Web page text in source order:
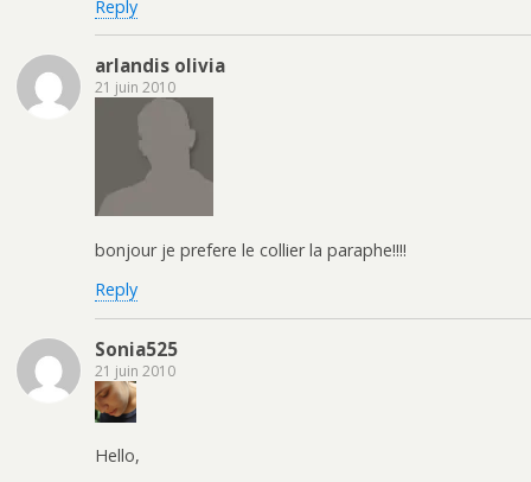
Reply
arlandis olivia
21 juin 2010
bonjour je prefere le collier la paraphe!!!!
Reply
Sonia525
21 juin 2010
Hello,